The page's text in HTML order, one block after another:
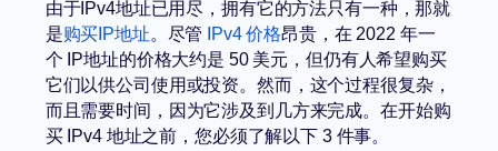
由于IPv4地址已用尽，拥有它的方法只有一种，那就
是购买IP地址。尽管 IPv4 价格昂贵，在 2022 年一
个 IP地址的价格大约是 50 美元，但仍有人希望购买
它们以供公司使用或投资。然而，这个过程很复杂，
而且需要时间，因为它涉及到几方来完成。在开始购
买 IPv4 地址之前，您必须了解以下 3 件事。